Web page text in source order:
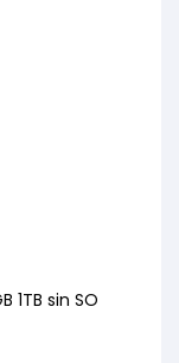
1TB sin SO